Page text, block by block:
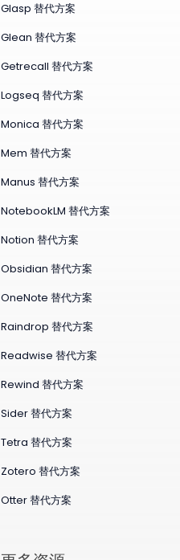
Glasp 替代方案
Glean 替代方案
Getrecall 替代方案
Logseq 替代方案
Monica 替代方案
Mem 替代方案
Manus 替代方案
NotebookLM 替代方案
Notion 替代方案
Obsidian 替代方案
OneNote 替代方案
Raindrop 替代方案
Readwise 替代方案
Rewind 替代方案
Sider 替代方案
Tetra 替代方案
Zotero 替代方案
Otter 替代方案